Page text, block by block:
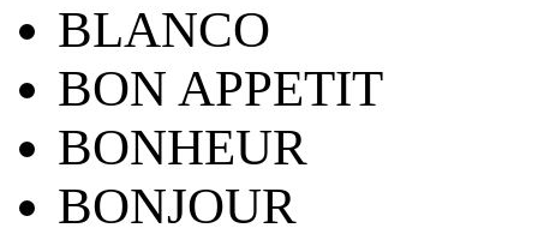
BLANCO
BON APPETIT
BONHEUR
BONJOUR